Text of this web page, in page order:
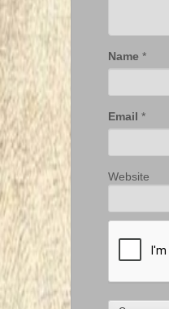
Name *
Email *
Website